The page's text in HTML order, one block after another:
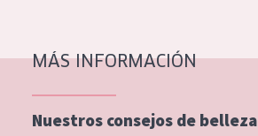
Piel normal y seca
Piel mixata o grasa
Piel madura
MÁS INFORMACIÓN
Nuestros consejos de belleza